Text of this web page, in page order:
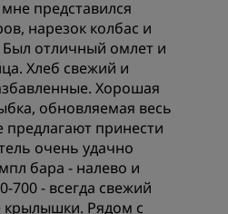
представился
нарезок колбас и
Был отличный омлет и
Хлеб свежий и
Хорошая
обновляемая весь
предлагают принести
очень удачно
бара - налево и
700 - всегда свежий
крылышки. Рядом с